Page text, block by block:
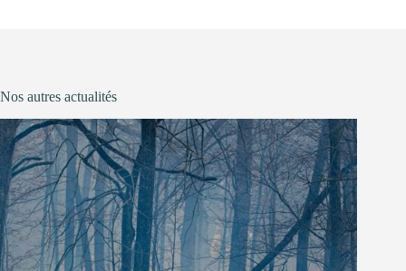
Nos autres actualités